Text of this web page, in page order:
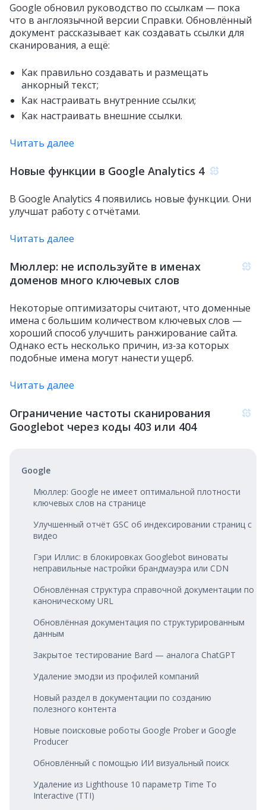
Google обновил руководство по ссылкам — пока
что в англоязычной версии Справки. Обновлённый
документ рассказывает как создавать ссылки для
сканирования, а ещё:
Как правильно создавать и размещать
анкорный текст;
Как настраивать внутренние ссылки;
Как настраивать внешние ссылки.
Читать далее
Новые функции в Google Analytics 4
В Google Analytics 4 появились новые функции. Они
улучшат работу с отчётами.
Читать далее
Мюллер: не используйте в именах
доменов много ключевых слов
Некоторые оптимизаторы считают, что доменные
имена с большим количеством ключевых слов —
хороший способ улучшить ранжирование сайта.
Однако есть несколько причин, из‑за которых
подобные имена могут нанести ущерб.
Читать далее
Ограничение частоты сканирования
Googlebot через коды 403 или 404
Google
Мюллер: Google не имеет оптимальной плотности
ключевых слов на странице
Улучшенный отчёт GSC об индексировании страниц с
видео
Гэри Иллис: в блокировках Googlebot виноваты
неправильные настройки брандмауэра или CDN
Обновлённая структура справочной документации по
каноническому URL
Обновлённая документация по структурированным
данным
Закрытое тестирование Bard — аналога ChatGPT
Удаление эмодзи из профилей компаний
Новый раздел в документации по созданию
полезного контента
Новые поисковые роботы Google Prober и Google
Producer
Обновлённый с помощью ИИ визуальный поиск
Удаление из Lighthouse 10 параметр Time To
Interactive (TTI)